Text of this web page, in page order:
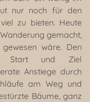
nur noch für den
zu bieten. Heute
gemacht,
wäre. Den
Start und Ziel
Anstiege durch
am Weg und
Bäume, ganz